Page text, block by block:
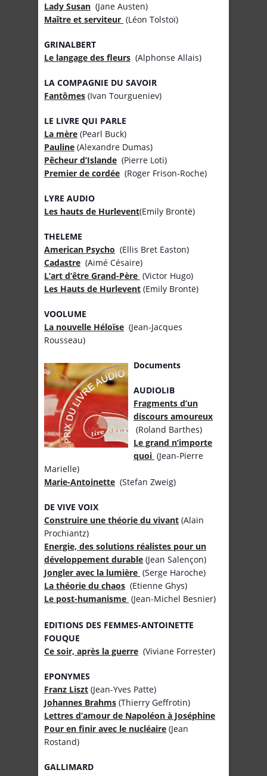
Lady Susan (Jane Austen)
Maître et serviteur (Léon Tolstoï)
GRINALBERT
Le langage des fleurs (Alphonse Allais)
LA COMPAGNIE DU SAVOIR
Fantômes (Ivan Tourgueniev)
LE LIVRE QUI PARLE
La mère (Pearl Buck)
Pauline (Alexandre Dumas)
Pêcheur d’Islande (Pierre Loti)
Premier de cordée (Roger Frison-Roche)
LYRE AUDIO
Les hauts de Hurlevent(Emily Brontë)
THELEME
American Psycho (Ellis Bret Easton)
Cadastre (Aimé Césaire)
L’art d’être Grand-Père (Victor Hugo)
Les Hauts de Hurlevent (Emily Brontë)
VOOLUME
La nouvelle Héloïse (Jean-Jacques
Rousseau)
Documents
AUDIOLIB
Fragments d’un
discours amoureux
(Roland Barthes)
Le grand n’importe
quoi (Jean-Pierre
Marielle)
Marie-Antoinette (Stefan Zweig)
DE VIVE VOIX
Construire une théorie du vivant (Alain
Prochiantz)
Energie, des solutions réalistes pour un
développement durable (Jean Salençon)
Jongler avec la lumière (Serge Haroche)
La théorie du chaos (Etienne Ghys)
Le post-humanisme (Jean-Michel Besnier)
EDITIONS DES FEMMES-ANTOINETTE
FOUQUE
Ce soir, après la guerre (Viviane Forrester)
EPONYMES
Franz Liszt (Jean-Yves Patte)
Johannes Brahms (Thierry Geffrotin)
Lettres d’amour de Napoléon à Joséphine
Pour en finir avec le nucléaire (Jean
Rostand)
GALLIMARD